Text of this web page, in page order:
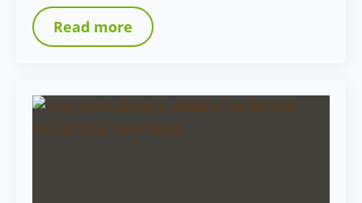
Read more